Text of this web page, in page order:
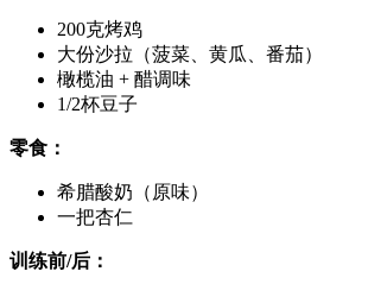
200克烤鸡
大份沙拉（菠菜、黄瓜、番茄）
橄榄油 + 醋调味
1/2杯豆子
零食：
希腊酸奶（原味）
一把杏仁
训练前/后：